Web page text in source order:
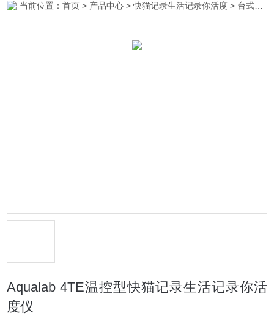
当前位置：首页 > 产品中心 >快猫记录生活记录你活度 > 台式快猫记录生活记录你活度仪
Aqualab 4TE温控型快猫记录生活记录你活
度仪